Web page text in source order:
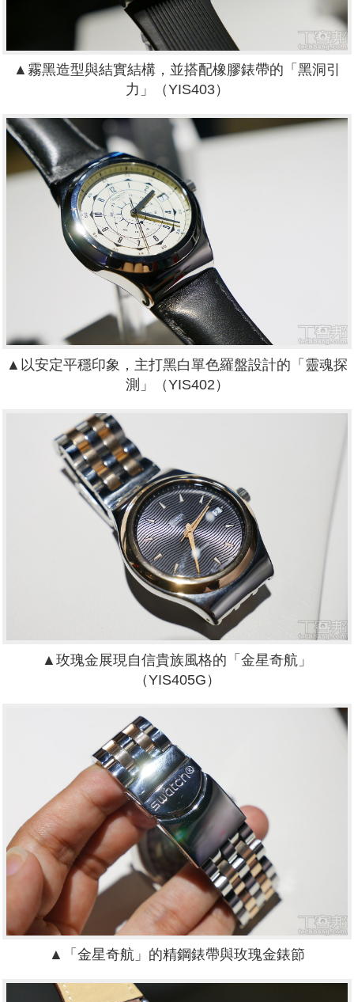
▲ 霧黑造型與結實結構，並搭配橡膠錶帶的「黑洞引
力」（YIS403）
▲ 以安定平穩印象，主打黑白單色羅盤設計的「靈魂探
測」（YIS402）
▲ 玫瑰金展現自信貴族風格的「金星奇航」
（YIS405G）
▲ 「金星奇航」的精鋼錶帶與玫瑰金錶節